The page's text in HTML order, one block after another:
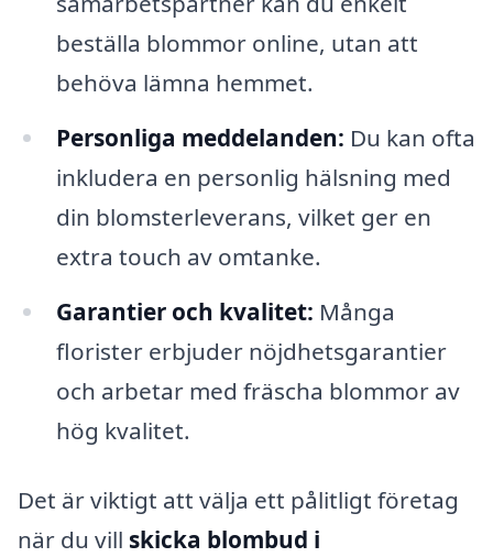
beställa blommor online, utan att
behöva lämna hemmet.
Personliga meddelanden: Du kan ofta
inkludera en personlig hälsning med
din blomsterleverans, vilket ger en
extra touch av omtanke.
Garantier och kvalitet: Många
florister erbjuder nöjdhetsgarantier
och arbetar med fräscha blommor av
hög kvalitet.
Det är viktigt att välja ett pålitligt företag
när du vill skicka blombud i